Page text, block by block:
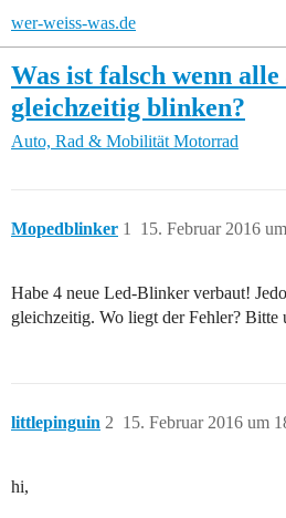
wer-weiss-was.de
Was ist falsch wenn
gleichzeitig blinken?
Auto, Rad & Mobilität Motorrad
Mopedblinker 15. Februar 2016
1
Habe 4 neue Led-Blinker verbaut!
gleichzeitig. Wo liegt der Fehler? Bitte
littlepinguin 15. Februar 2016 um
2
hi,